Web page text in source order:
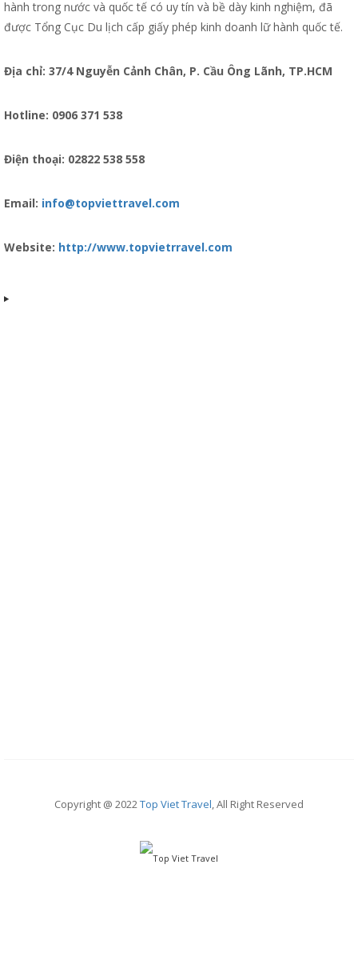
hành trong nước và quốc tế có uy tín và bề dày kinh nghiệm, đã
được Tổng Cục Du lịch cấp giấy phép kinh doanh lữ hành quốc tế.
Địa chỉ: 37/4 Nguyễn Cảnh Chân, P. Cầu Ông Lãnh, TP.HCM
Hotline: 0906 371 538
Điện thoại: 02822 538 558
Email: info@topviettravel.com
Website: http://www.topvietrravel.com
Copyright @ 2022Top Viet Travel, All Right Reserved